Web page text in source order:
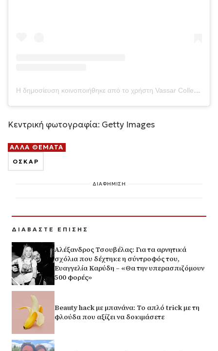
Η δημοσίευση κοινοποιήθηκε από το χρήστη Vassar College (@vassarcollege)
Κεντρική φωτογραφία: Getty Images
ΑΛΛΑ ΘΕΜΑΤΑ
ΟΣΚΑΡ
ΔΙΑΦΗΜΙΣΗ
ΔΙΑΒΑΣΤΕ ΕΠΙΣΗΣ
Αλέξανδρος Τσουβέλας: Για τα αρνητικά
σχόλια που δέχτηκε η σύντροφός του,
Ευαγγελία Καρύδη – «Θα την υπερασπιζόμουν
500 φορές»
Beauty hack με μπανάνα: Το απλό trick με τη
φλούδα που αξίζει να δοκιμάσετε